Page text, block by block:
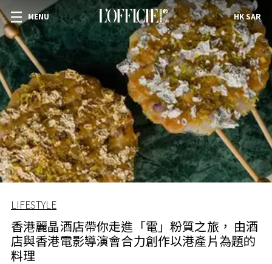
MENU HK SAR
LIFESTYLE
香港麗晶酒店帶你走進「電」粉質之旅， 由酒
店與香港電影導演會合力創作以港產片為題的
料理